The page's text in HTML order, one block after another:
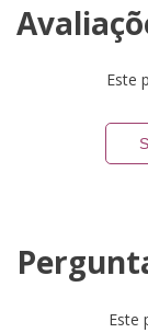
Este
Este